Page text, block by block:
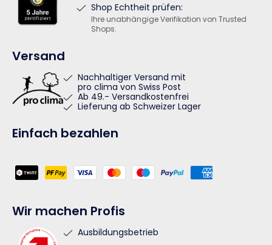
Shop Echtheit prüfen:
Ihre unabhängige Verifikation von Trusted
Shops.
Versand
Nachhaltiger Versand mit
pro clima von Swiss Post
Ab 49.- Versandkostenfrei
Lieferung ab Schweizer Lager
Einfach bezahlen
Zahlungsmethoden
Wir machen Profis
Ausbildungsbetrieb